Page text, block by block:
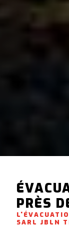
PRÈS
SARL JBLN